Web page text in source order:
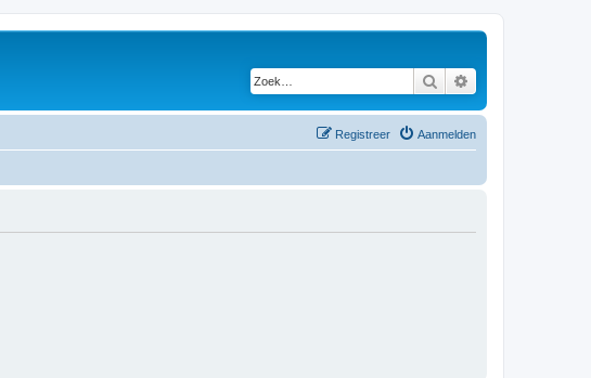
Zoek
Aanmelden
Registreer